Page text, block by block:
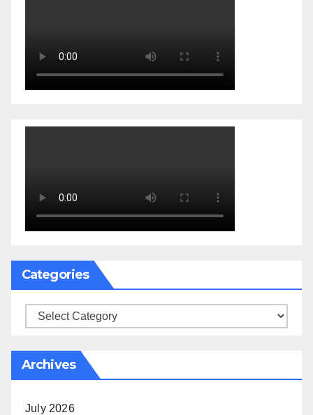
Categories
Categories
Archives
July 2026